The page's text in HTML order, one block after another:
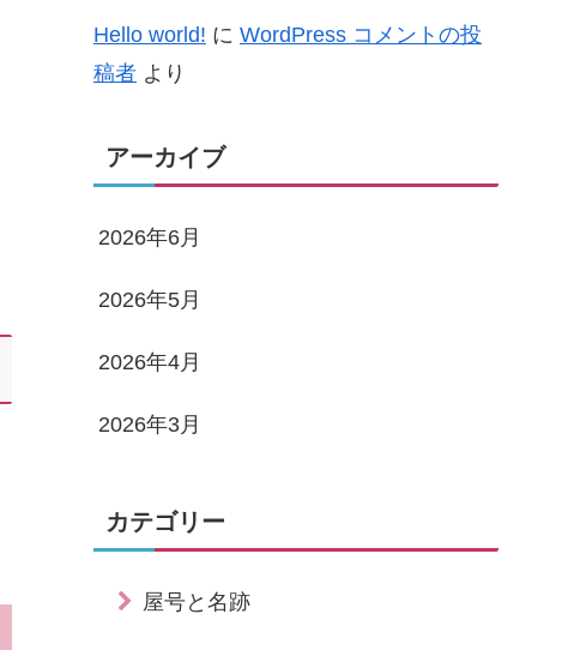
Hello world! に WordPress コメントの投
稿者 より
アーカイブ
2026年6月
2026年5月
2026年4月
2026年3月
カテゴリー
屋号と名跡